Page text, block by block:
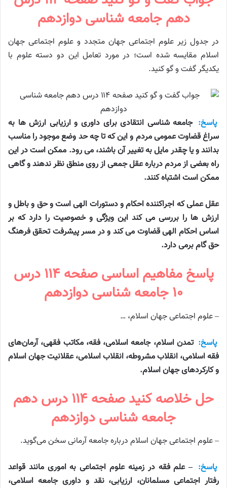
دهم جامعه شناسی دوازدهم
در جدول زیر علوم اجتماعی جهان متجدد و علوم اجتماعی جهان
اسلام مقایسه شده است؛ در مورد تعامل این دو دسته علوم با
یکدیگر گفت و گو کنید.
پاسخ: جامعه شناسی انتقادی برای داوری و ارزیابی ارزش ها به
سراغ قضاوت عمومی مردم و این که تا چه حد وضع موجود را مناسب
بدانند و یا چقدر مایل به تغییر آن باشند، می رود. ممکن است در این
راه بعضی از مردم درباره عقل جمعی از روی منطق نظر ندهند و گاهی
ممکن است اشتباه کنند.
عقل عملی که اجراکننده احکام و دستورات الهی است و حق و باطل و
ارزش ها را بررسی می کند این ویژگی و خصوصیت را دارد که بر
اساس احکام الهی قضاوت می کند و در مسر پیشرفت تحقق فرهنگ
حق گام برمی دارد.
پاسخ مفاهیم اساسی صفحه ۱۱۴ درس
۱۰ جامعه شناسی دوازدهم
– علوم اجتماعی جهان اسلام، …
پاسخ: تمدن اسلام، جامعه اسلامی، فقه، مکاتب فقهی، آرمان‌های
فقه اسلامی، انقلاب مشروطه، انقلاب اسلامی، عقلانیت جهان اسلام
و کارکرد‌های جهان اسلام.
حل خلاصه کنید صفحه ۱۱۴ درس دهم
جامعه شناسی دوازدهم
– علوم اجتماعی جهان اسلام درباره جامعه آرمانی سخن می‌گوید.
پاسخ: – علم فقه در زمینه علوم اجتماعی به اموری مانند قواعد
رفتار اجتماعی مسلمانان، ارزیابی، نقد و داوری جامعه اسلامی،